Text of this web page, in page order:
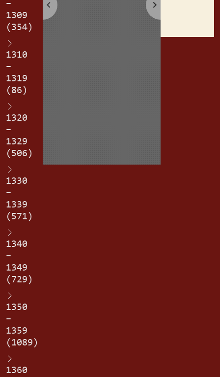
–
1309
(354)
1310
–
1319
(86)
1320
–
1329
(506)
1330
–
1339
(571)
1340
–
1349
(729)
1350
–
1359
(1089)
1360
erplich.